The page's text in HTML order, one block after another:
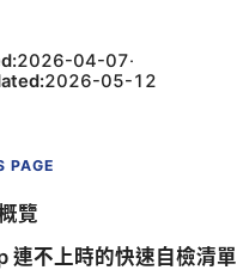
2026-04-07·
2026-05-12
PAGE
覽
連不上時的快速自檢清單